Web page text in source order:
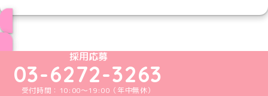
めいどりーみんTikTok公式アカウント
めいどりーみんX公式アカウント
めいどりーみんInstagram公式アカウント
めいどりーみんFacebook公式アカウン
めいどりーみんYouTube公式アカ
採用応募
03-6272-3263
受付時間：10:00～19:00（年中無休）